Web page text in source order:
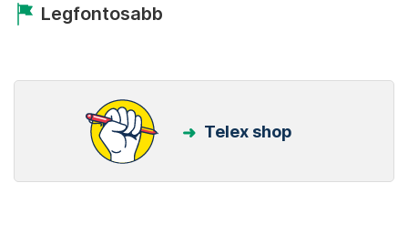
Legfontosabb
Telex shop